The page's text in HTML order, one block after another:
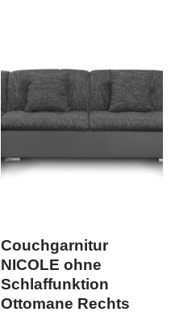
Couchgarnitur
NICOLE ohne
Schlaffunktion
Ottomane Rechts